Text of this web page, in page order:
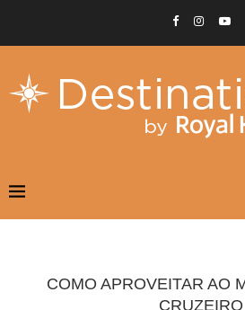
COMO APROVEITAR AO
CRUZEIRO